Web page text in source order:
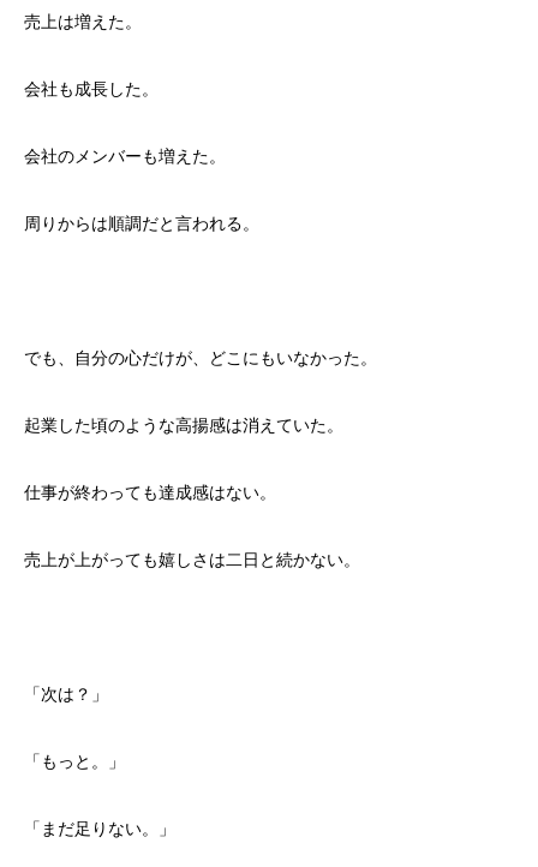
売上は増えた。
会社も成長した。
会社のメンバーも増えた。
周りからは順調だと言われる。
でも、自分の心だけが、どこにもいなかった。
起業した頃のような高揚感は消えていた。
仕事が終わっても達成感はない。
売上が上がっても嬉しさは二日と続かない。
「次は？」
「もっと。」
「まだ足りない。」